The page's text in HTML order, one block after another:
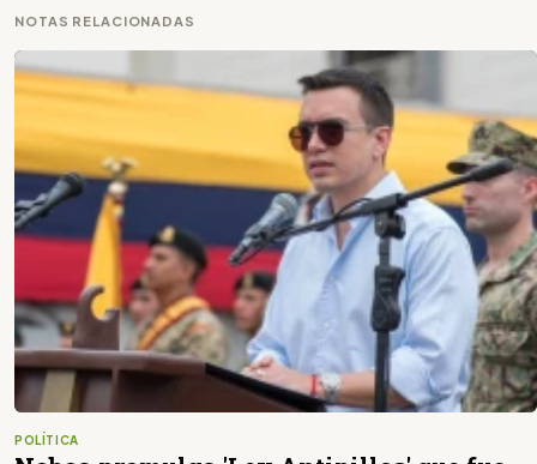
NOTAS RELACIONADAS
POLÍTICA